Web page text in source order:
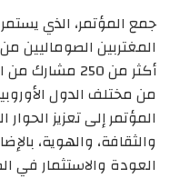
جمع المؤتمر، الذي
المغتربين الصوماليين
أكثر من 250
من مختلف الدول
المؤتمر إلى تعزيز
والثقافة، والهوية،
العودة والاستثمار في